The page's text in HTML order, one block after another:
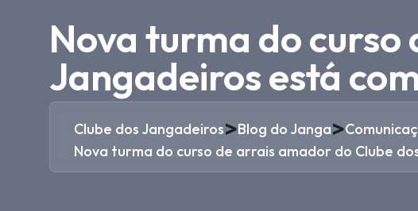
Nova turma do
Jangadeiros está
Clube dos Jangadeiros>Blog do Janga>
Nova turma do curso de arrais amador do Clube